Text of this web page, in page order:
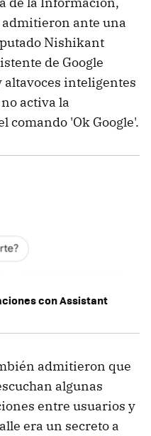
admitieron ante una
Nishikant
de Google
altavoces inteligentes
activa la
'Ok Google'.
con Assistant
admitieron que
algunas
entre usuarios y
era un secreto a